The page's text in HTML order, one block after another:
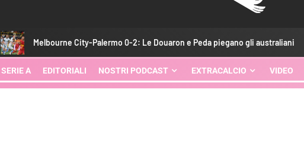
Melbourne City-Palermo 0-2: Le Douaron e Peda piegano gli australiani
SERIE A EDITORIALI NOSTRI PODCAST EXTRACALCIO VIDEO